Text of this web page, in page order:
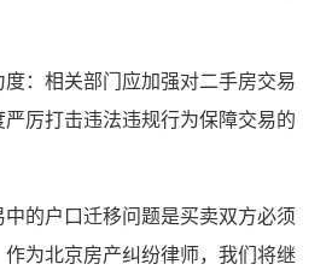
：相关部门应加强对二手房交易
厉打击违法违规行为保障交易的
的户口迁移问题是买卖双方必须
为北京房产纠纷律师，我们将继